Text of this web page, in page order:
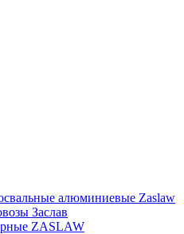
алюминиевые Zaslaw
Заслав
ZASLAW